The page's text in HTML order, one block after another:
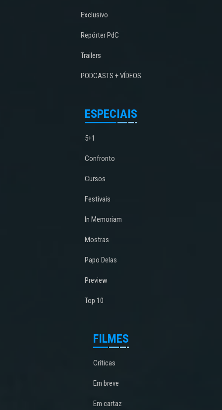
Exclusivo
Repórter PdC
Trailers
PODCASTS + VÍDEOS
ESPECIAIS
5+1
Confronto
Cursos
Festivais
In Memoriam
Mostras
Papo Delas
Preview
Top 10
FILMES
Críticas
Em breve
Em cartaz